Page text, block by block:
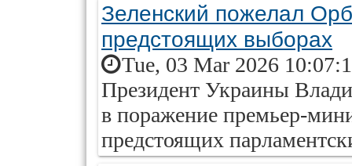
Зеленский пожелал
предстоящих выборах
Tue, 03 Mar 2026
Президент Украины
в поражение премьер-
предстоящих